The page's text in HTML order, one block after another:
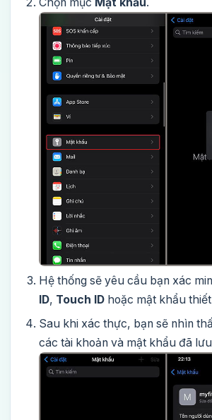
Hệ thống sẽ yêu cầu bạn xác
ID, Touch ID hoặc mật khẩu
Sau khi xác thực, bạn sẽ nhìn
các tài khoản và mật khẩu đã